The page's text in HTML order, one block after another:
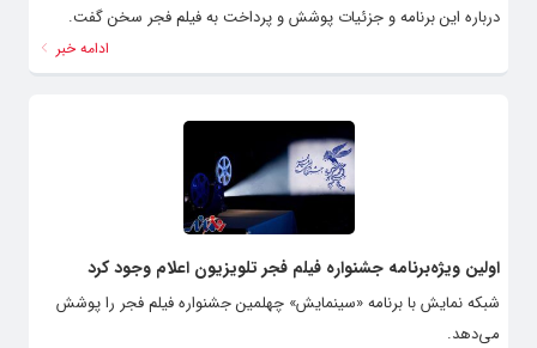
درباره این برنامه و جزئیات پوشش و پرداخت به فیلم فجر سخن گفت.
ادامه خبر
اولین ویژه‌برنامه جشنواره فیلم فجر تلویزیون اعلام وجود کرد
شبکه نمایش با برنامه «سینمایش» چهلمین جشنواره فیلم فجر را پوشش
می‌دهد.